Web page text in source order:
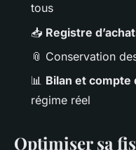
tous
📥 Registre
📎 Conservation
📊 Bilan et compte
régime réel
Optimiser sa